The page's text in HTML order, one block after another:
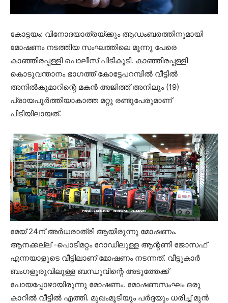
കോട്ടയം: വിനോദയാത്രയ്ക്കും ആഡംബരത്തിനുമായി
മോഷണം നടത്തിയ സംഘത്തിലെ മൂന്നു പേരെ
കാഞ്ഞിരപ്പള്ളി പൊലീസ് പിടികൂടി. കാഞ്ഞിരപ്പള്ളി
കൊടുവന്താനം ഭാഗത്ത് കോട്ടേപറമ്പില്‍ വീട്ടില്‍
അനില്‍കുമാറിന്റെ മകന്‍ അജിത്ത് അനിലും (19)
പ്രായപൂര്‍ത്തിയാകാത്ത മറ്റു രണ്ടുപേരുമാണ്
പിടിയിലായത്.
മേയ് 24ന് അര്‍ധരാത്രി ആയിരുന്നു മോഷണം.
ആനക്കല്ല് -പൊടിമറ്റം റോഡിലുള്ള ആന്റണി ജോസഫ്
എന്നയാളുടെ വീട്ടിലാണ് മോഷണം നടന്നത്. വീട്ടുകാര്‍
ബംഗളൂരുവിലുള്ള ബന്ധുവിന്റെ അടുത്തേക്ക്
പോയപ്പോഴായിരുന്നു മോഷണം. മോഷണസംഘം ഒരു
കാറില്‍ വീട്ടില്‍ എത്തി. മുഖംമൂടിയും പര്‍ദ്ദയും ധരിച്ച് മുന്‍